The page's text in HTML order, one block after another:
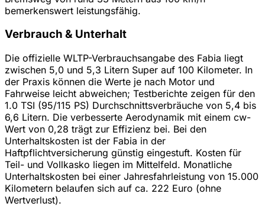
bemerkenswert leistungsfähig.
Verbrauch & Unterhalt
Die offizielle WLTP-Verbrauchsangabe des Fabia liegt
zwischen 5,0 und 5,3 Litern Super auf 100 Kilometer. In
der Praxis können die Werte je nach Motor und
Fahrweise leicht abweichen; Testberichte zeigen für den
1.0 TSI (95/115 PS) Durchschnittsverbräuche von 5,4 bis
6,6 Litern. Die verbesserte Aerodynamik mit einem cw-
Wert von 0,28 trägt zur Effizienz bei. Bei den
Unterhaltskosten ist der Fabia in der
Haftpflichtversicherung günstig eingestuft. Kosten für
Teil- und Vollkasko liegen im Mittelfeld. Monatliche
Unterhaltskosten bei einer Jahresfahrleistung von 15.000
Kilometern belaufen sich auf ca. 222 Euro (ohne
Wertverlust).